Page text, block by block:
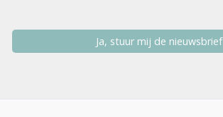
Ja, stuur mij de nieuwsbrief